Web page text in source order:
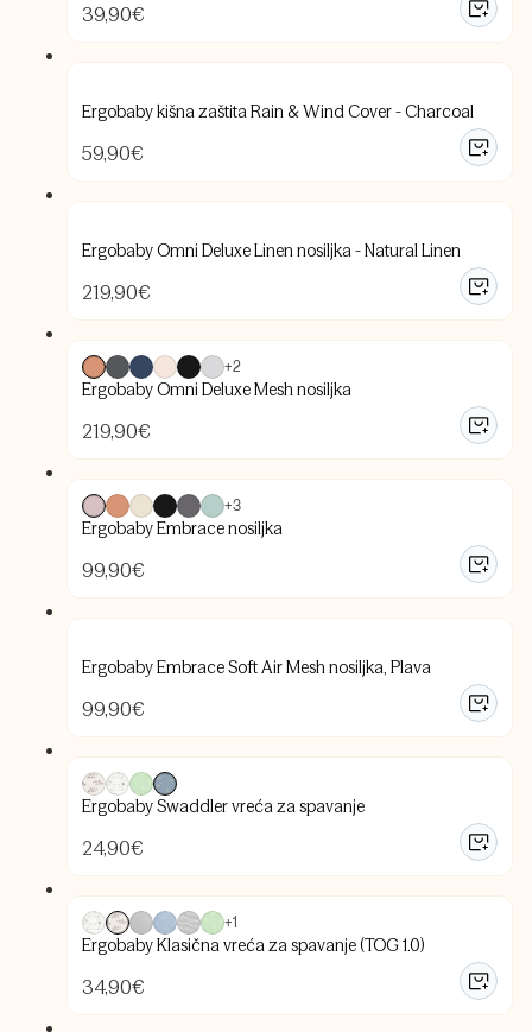
39,90€
Ergobaby kišna zaštita Rain & Wind Cover - Charcoal
59,90€
Ergobaby Omni Deluxe Linen nosiljka - Natural Linen
219,90€
+2
Ergobaby Omni Deluxe Mesh nosiljka
219,90€
+3
Ergobaby Embrace nosiljka
99,90€
Ergobaby Embrace Soft Air Mesh nosiljka, Plava
99,90€
Ergobaby Swaddler vreća za spavanje
24,90€
+1
Ergobaby Klasična vreća za spavanje (TOG 1.0)
34,90€